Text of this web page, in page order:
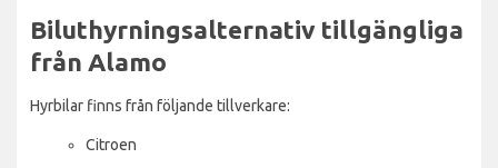
Biluthyrningsalternativ tillgängliga
från Alamo
Hyrbilar finns från följande tillverkare:
Citroen